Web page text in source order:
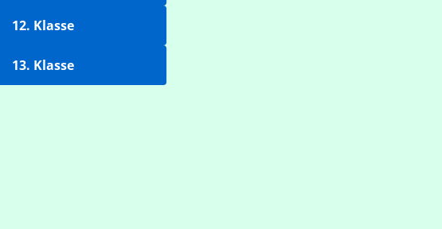
12. Klasse
13. Klasse